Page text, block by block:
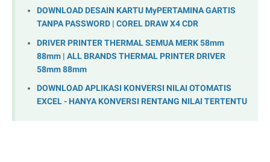
DOWNLOAD DESAIN KARTU MyPERTAMINA GARTIS
TANPA PASSWORD | COREL DRAW X4 CDR
DRIVER PRINTER THERMAL SEMUA MERK 58mm
88mm | ALL BRANDS THERMAL PRINTER DRIVER
58mm 88mm
DOWNLOAD APLIKASI KONVERSI NILAI OTOMATIS
EXCEL - HANYA KONVERSI RENTANG NILAI TERTENTU